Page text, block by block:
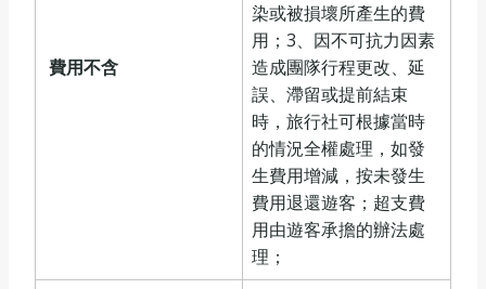
費用不含
染或被損壞所產生的費
用；3、因不可抗力因素
造成團隊行程更改、延
誤、滯留或提前結束
時，旅行社可根據當時
的情況全權處理，如發
生費用增減，按未發生
費用退還遊客；超支費
用由遊客承擔的辦法處
理；